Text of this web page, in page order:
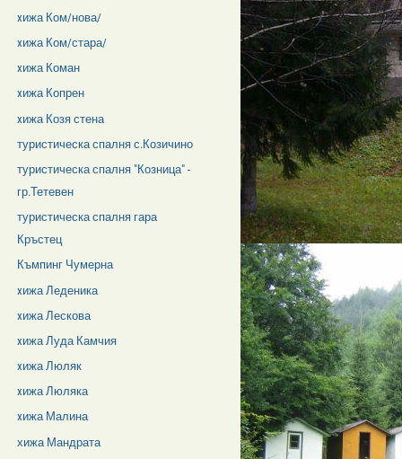
xижа Ком/нова/
xижа Ком/стара/
xижа Коман
xижа Копрен
xижа Козя стена
туристическа спалня с.Козичино
туристическа спалня "Козница" -
гр.Тетевен
туристическа спалня гара
Кръстец
Къмпинг Чумерна
xижа Леденика
xижа Лескова
xижа Луда Камчия
xижа Люляк
xижа Люляка
xижа Малина
хижа Мандрата